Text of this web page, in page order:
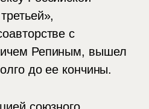
с
Репиным, вышел
до ее кончины.